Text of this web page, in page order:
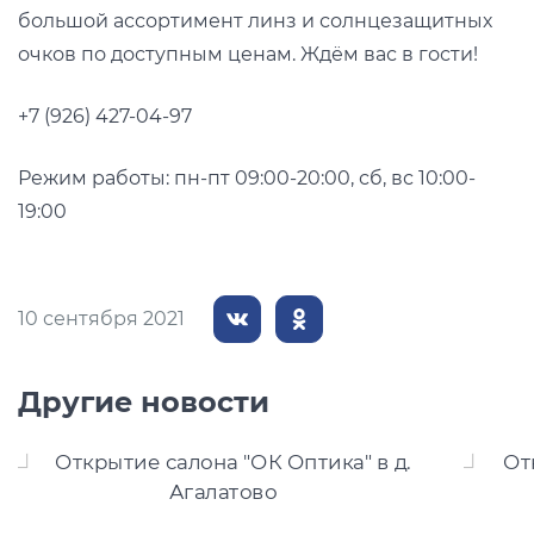
большой ассортимент линз и солнцезащитных
очков по доступным ценам. Ждём вас в гости!
+7 (926) 427-04-97
Режим работы: пн-пт 09:00-20:00, сб, вс 10:00-
19:00
10 сентября 2021
Другие новости